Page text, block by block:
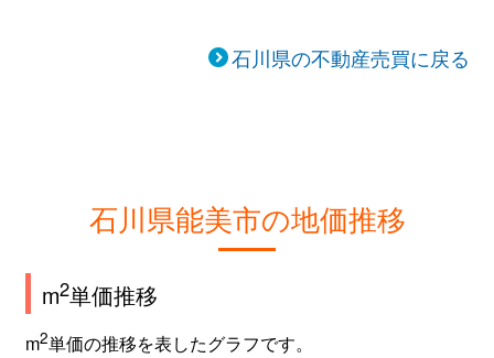
石川県の不動産売買に戻る
石川県能美市の地価推移
m2単価推移
m2単価の推移を表したグラフです。